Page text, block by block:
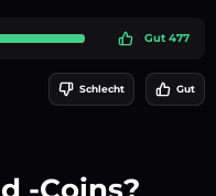
Gut 477
Schlecht Gut
-Coins?